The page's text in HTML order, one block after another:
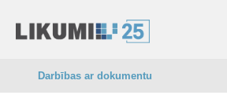
Darbības ar dokumentu